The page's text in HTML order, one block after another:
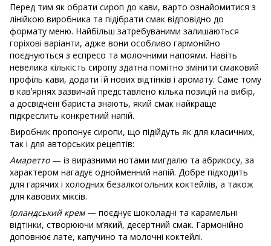
Перед тим як обрати сироп до кави, варто ознайомитися з
лінійкою виробника та підібрати смак відповідно до
формату меню. Найбільш затребуваними залишаються
горіхові варіанти, адже вони особливо гармонійно
поєднуються з еспресо та молочними напоями. Навіть
невелика кількість сиропу здатна помітно змінити смаковий
профіль кави, додати їй нових відтінків і аромату. Саме тому
в кавʼярнях зазвичай представлено кілька позицій на вибір,
а досвідчені бариста знають, який смак найкраще
підкреслить конкретний напій.
Виробник пропонує сиропи, що підійдуть як для класичних,
так і для авторських рецептів:
Амаретто— із виразними нотами мигдалю та абрикосу, за
характером нагадує однойменний напій. Добре підходить
для гарячих і холодних безалкогольних коктейлів, а також
для кавових міксів.
Ірландський крем— поєднує шоколадні та карамельні
відтінки, створюючи м’який, десертний смак. Гармонійно
доповнює лате, капучино та молочні коктейлі.